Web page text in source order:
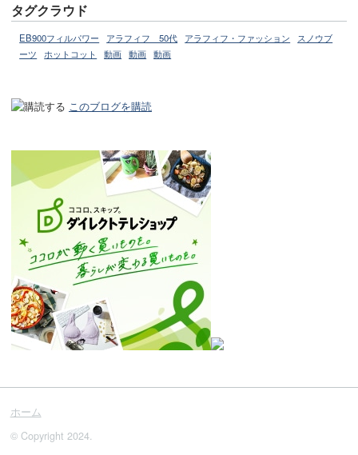
タグクラウド
EB900フィルパワー アラフィフ 50代 アラフィフ・ファッション
スノウブ
ーツ
ホットコット 動画 動画 動画
このブログを購読
ホーム
© Copyright 2024.